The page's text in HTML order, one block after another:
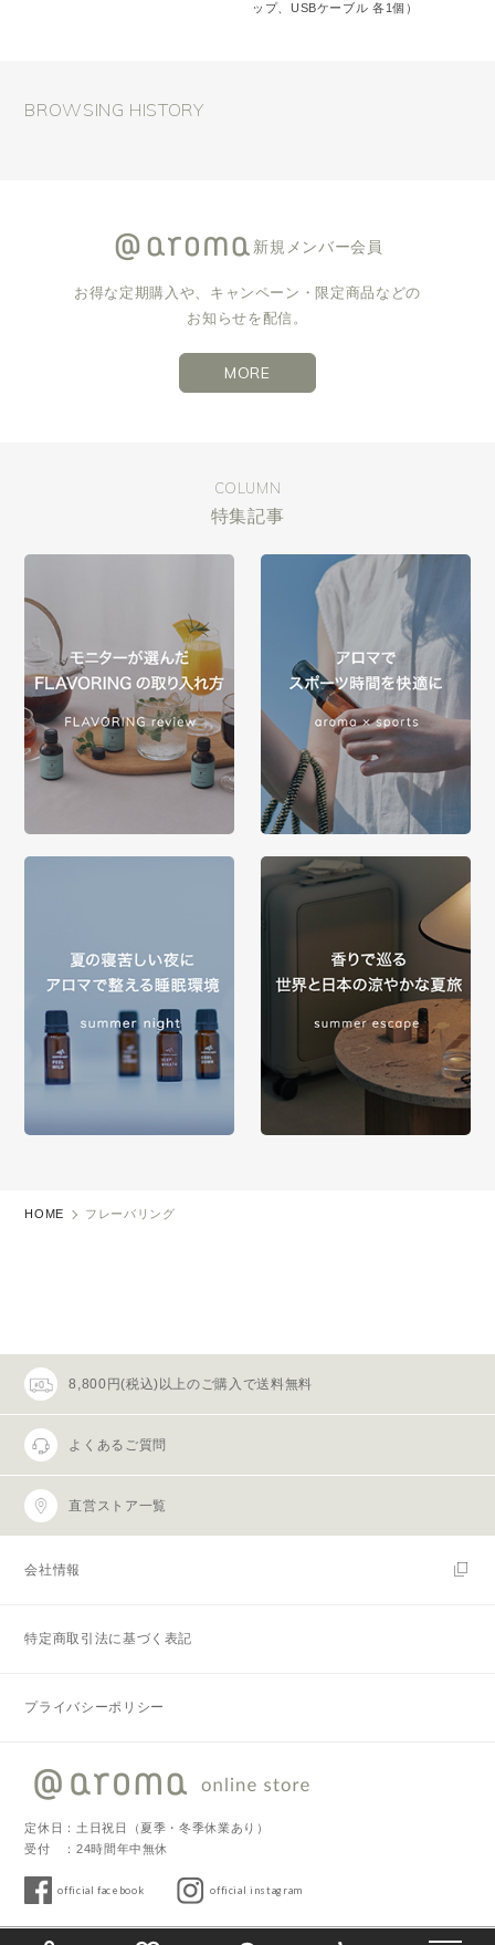
ップ、USBケーブル 各1個）
BROWSING HISTORY
新規メンバー会員
お得な定期購入や、キャンペーン・限定商品などの
お知らせを配信。
MORE
COLUMN
特集記事
HOME フレーバリング
8,800円(税込)以上のご購入で送料無料
よくあるご質問
直営ストア一覧
会社情報
特定商取引法に基づく表記
プライバシーポリシー
定休日：土日祝日（夏季・冬季休業あり）
受付 ：24時間年中無休
official facebook official instagram